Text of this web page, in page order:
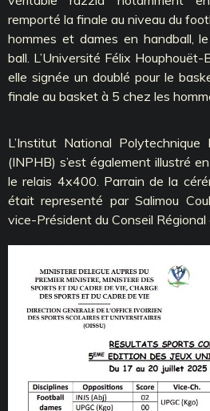
remporté la finale au niveau du
hommes et dames en handball,
ball. L’Université Félix
elle signée un doublé pour le
finale au basket à 5 chez les
L’Institut National Polytechnique
(INPHB) s’est également illustré
le relais 4x400. Parrain de la
était representé par Salimou
vice-Président du Conseil Régional